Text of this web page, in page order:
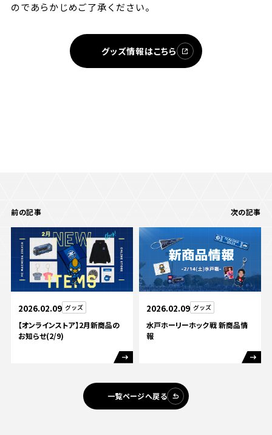
のであらかじめご了承ください。
グッズ情報はこちら
前の記事
2026.02.09 グッズ
【オンラインストア】2月新商品の
お知らせ(2/9)
次の記事
2026.02.09 グッズ
水戸ホーリーホック戦 新商品情
報
一覧ページへ戻る